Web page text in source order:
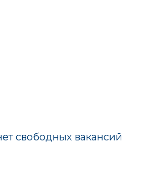
свободных вакансий